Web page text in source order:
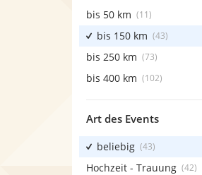
bis 50 km (11)
bis 150 km (43)
bis 250 km (73)
bis 400 km (102)
Art des Events
beliebig (43)
Hochzeit - Trauung (42)